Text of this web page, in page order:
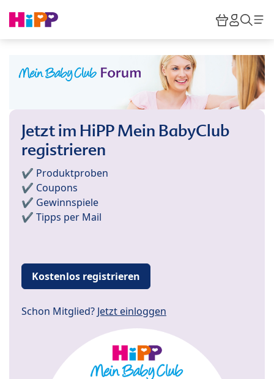
HiPP
Jetzt im HiPP Mein BabyClub
registrieren
✔️ Produktproben
✔️ Coupons
✔️ Gewinnspiele
✔️ Tipps per Mail
Kostenlos registrieren
Schon Mitglied? Jetzt einloggen